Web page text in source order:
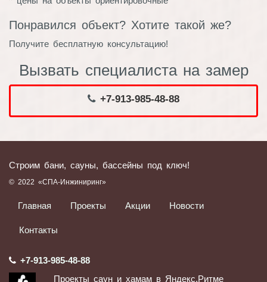
Понравился объект? Хотите такой же?
Получите бесплатную консультацию!
Вызвать специалиста на замер
+7-913-985-48-88
Строим бани, сауны, бассейны под ключ!
© 2022 «СПА-Инжиниринг»
Главная Проекты Акции Новости
Контакты
+7-913-985-48-88
Проекты саун и хамам в Яндекс.Ритме